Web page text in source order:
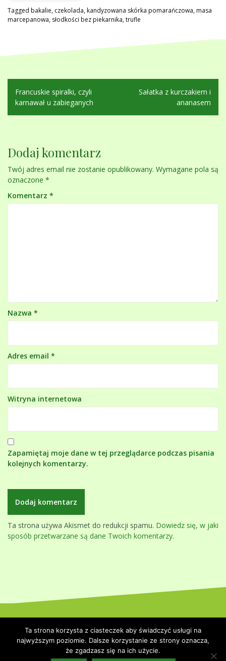
Tagged bakalie, czekolada,kandyzowana skórka pomarańczowa,masa
marcepanowa, słodkości bez piekarnika,trufle
Nawigacja
wpisu
Francuskie spiralki, czyli
karnawał u zabieganych
Sałatka z kurczakiem i
ananasem
Dodaj komentarz
Twój adres email nie zostanie opublikowany. Wymagane pola są
oznaczone *
Komentarz *
Nazwa *
Adres email *
Witryna internetowa
Zapamiętaj moje dane w tej przeglądarce podczas pisania
kolejnych komentarzy.
Ta strona używa Akismet do redukcji spamu. Dowiedz się, w jaki
sposób przetwarzane są dane Twoich komentarzy.
Themeisle.
Strona główna Polityka prywatności
Ta strona korzysta z ciasteczek aby świadczyć usługi na
najwyższym poziomie. Dalsze korzystanie ze strony oznacza,
że zgadzasz się na ich użycie.